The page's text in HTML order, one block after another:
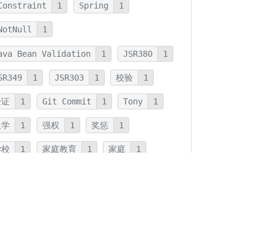
1 Spring 1
1
Bean Validation 1 JSR380 1
1 JSR303 1 校验 1
1 Git Commit 1 Tony 1
学 1 强权 1 奖惩 1
1 家庭教育 1 家庭 1